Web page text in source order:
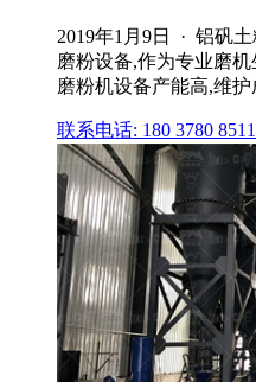
2019年1月9日 · 铝矾
磨粉设备,作为专业磨
磨粉机设备产能高,维护
联系电话: 180 3780 8511